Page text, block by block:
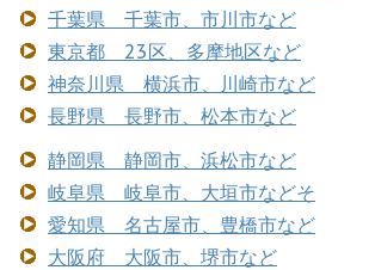
千葉県 千葉市、市川市など
東京都 23区、多摩地区など
神奈川県 横浜市、川崎市など
長野県 長野市、松本市など
静岡県 静岡市、浜松市など
岐阜県 岐阜市、大垣市などそ
愛知県 名古屋市、豊橋市など
大阪府 大阪市、堺市など